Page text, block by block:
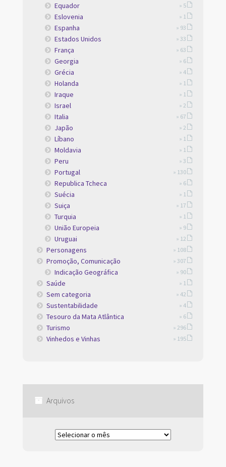
Equador » 5
Eslovenia » 1
Espanha » 93
Estados Unidos » 33
França » 63
Georgia » 6
Grécia » 4
Holanda » 1
Iraque » 1
Israel » 2
Italia » 67
Japão » 2
Líbano » 1
Moldavia » 1
Peru » 3
Portugal » 130
Republica Tcheca » 6
Suécia » 1
Suiça » 17
Turquia » 1
União Europeia » 9
Uruguai » 12
Personagens » 108
Promoção, Comunicação » 307
Indicação Geográfica » 90
Saúde » 1
Sem categoria » 42
Sustentabilidade » 4
Tesouro da Mata Atlântica » 6
Turismo » 296
Vinhedos e Vinhas » 195
Arquivos